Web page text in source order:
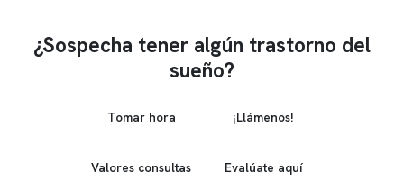
¿Sospecha tener algún trastorno del
sueño?
Tomar hora ¡Llámenos!
Valores consultas Evalúate aquí